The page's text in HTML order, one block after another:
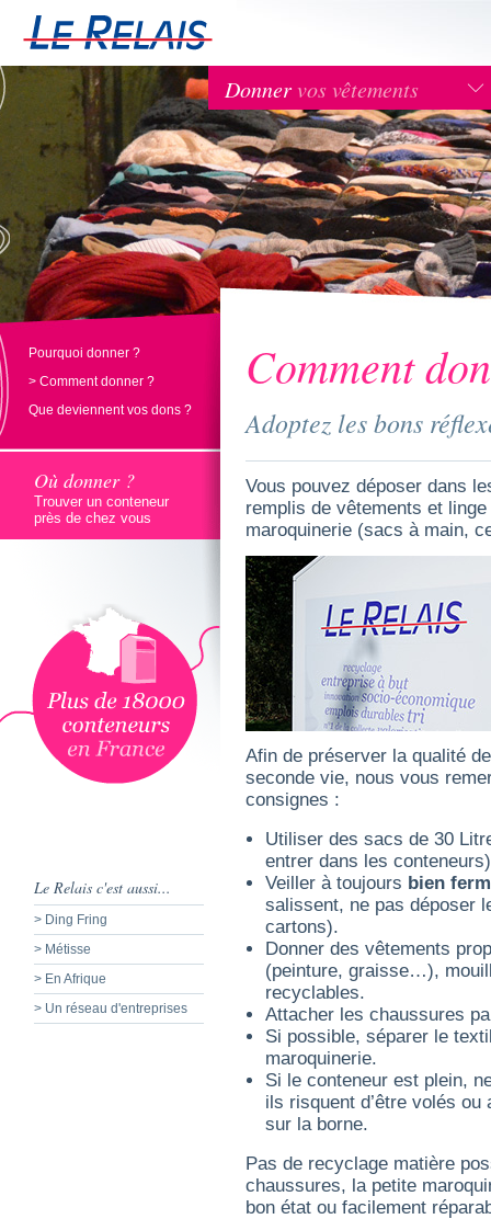
Donnervos vêtements
Pourquoi donner ?
> Comment donner ?
Que deviennent vos dons ?
Où donner ?
Trouver un conteneur
près de chez vous
Le Relais c'est aussi...
> Ding Fring
> Métisse
> En Afrique
> Un réseau d'entreprises
Comment
Adoptez les bons
Vous pouvez déposer dans
remplis de vêtements et
maroquinerie (sacs à main,
Afin de préserver la qualité
seconde vie, nous vous
consignes :
Utiliser des sacs de 30
entrer dans les
Veiller à toujours bien
salissent, ne pas déposer
cartons).
Donner des vêtements
(peinture, graisse…),
recyclables.
Attacher les chaussures
Si possible, séparer le
maroquinerie.
Si le conteneur est plein,
ils risquent d’être volés
sur la borne.
Pas de recyclage matière
chaussures, la petite
bon état ou facilement